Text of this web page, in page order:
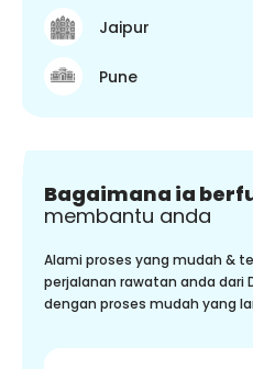
Jaipur
Pune
Bagaimana ia
membantu anda
Alami proses yang mudah &
perjalanan rawatan anda dari
dengan proses mudah yang